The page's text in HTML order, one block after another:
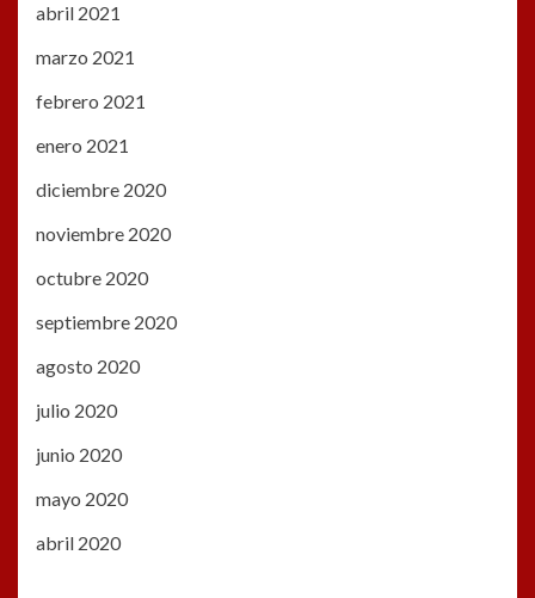
abril 2021
marzo 2021
febrero 2021
enero 2021
diciembre 2020
noviembre 2020
octubre 2020
septiembre 2020
agosto 2020
julio 2020
junio 2020
mayo 2020
abril 2020